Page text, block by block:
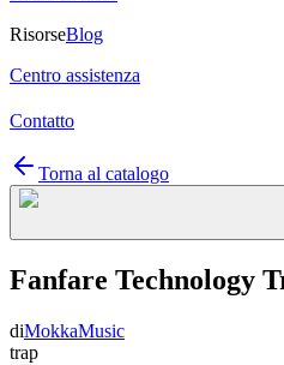
RisorseBlog
Centro assistenza
Contatto
Torna al catalogo
Fanfare Technology
diMokkaMusic
trap